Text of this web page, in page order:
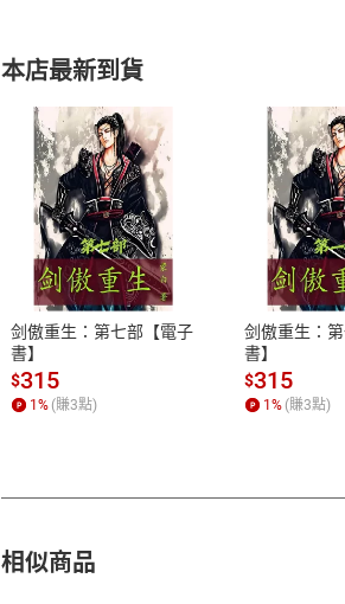
付款方式
ATM轉帳、信用卡、LINE PAY、
本店最新到貨
剑傲重生：第七部【電子
書】
$315
1 % (賺3點)
剑傲重生：
書】
$315
1 % (賺3點)
相似商品